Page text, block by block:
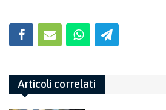
Articoli correlati